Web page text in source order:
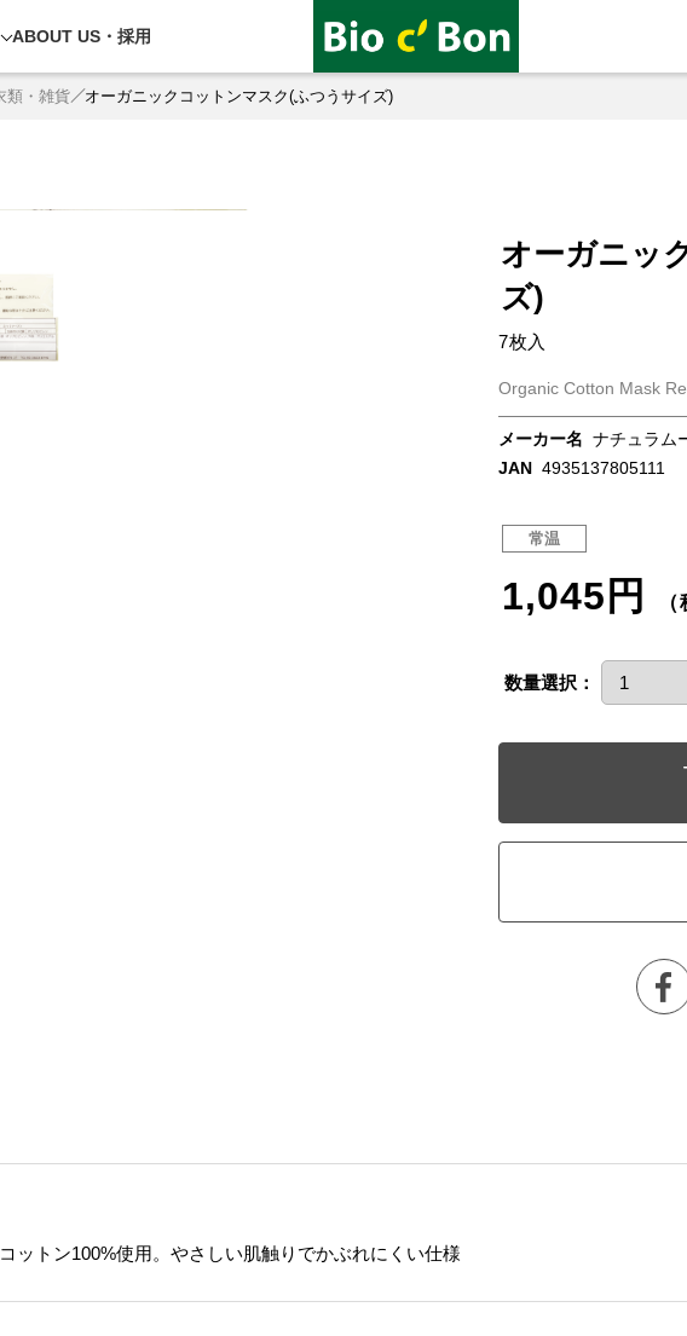
ABOUT US・ 採用
類・雑貨 オーガニックコットンマスク(ふつうサイズ)
オーガニッ
ズ)
7枚入
Organic Cotton Mask
メーカー名 ナチュラム
JAN 4935137805111
常温
1,045円
数量選択：
ットン100%使用。やさしい肌触りでかぶれにくい仕様